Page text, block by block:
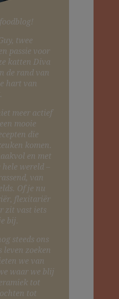
twee
passie voor
katten Diva
de rand van
hart van
meer actief
mooie
die
komen.
en met
wereld –
van
Of je nu
flexitariër
zit vast iets
bij.
steeds ons
zoeken
we van
waar we blij
tot
tot